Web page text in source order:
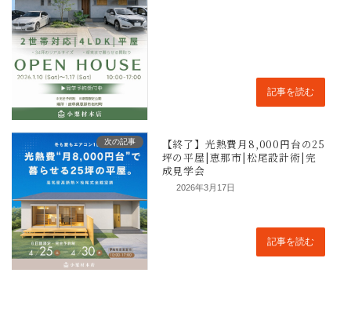
記事を読む
次の記事
2026年3月17日
記事を読む